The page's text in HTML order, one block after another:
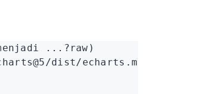
...?raw)
dist/echarts.min.js'